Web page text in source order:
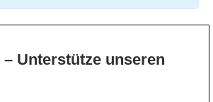
Unterstütze unseren